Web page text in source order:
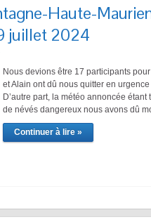
Haute-
juillet 2024
Nous devions être 17 participants
et Alain ont dû nous quitter en
D’autre part, la météo annoncée
de névés dangereux nous avons dû
Continuer à lire »